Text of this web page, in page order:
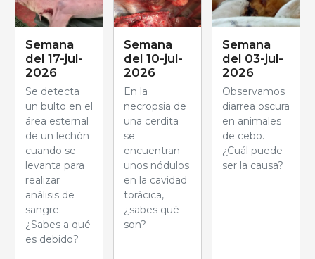
Semana
del 17-jul-
2026
Se detecta
un bulto en el
área esternal
de un lechón
cuando se
levanta para
realizar
análisis de
sangre.
¿Sabes a qué
es debido?
Semana
del 10-jul-
2026
En la
necropsia de
una cerdita
se
encuentran
unos nódulos
en la cavidad
torácica,
¿sabes qué
son?
Semana
del 03-jul-
2026
Observamos
diarrea oscura
en animales
de cebo.
¿Cuál puede
ser la causa?